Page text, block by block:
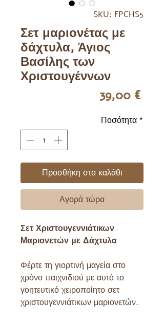
SKU: FPCHS5
Σετ μαριονέτας με
δάχτυλα, Άγιος
Βασίλης των
Χριστουγέννων
39,00 €
Ποσότητα *
Προσθήκη στο καλάθι
Αγορά τώρα
Σετ Χριστουγεννιάτικων
Μαριονετών με Δάχτυλα
Φέρτε τη γιορτινή μαγεία στο
χρόνο παιχνιδιού με αυτό το
γοητευτικό χειροποίητο σετ
χριστουγεννιάτικων μαριονετών.